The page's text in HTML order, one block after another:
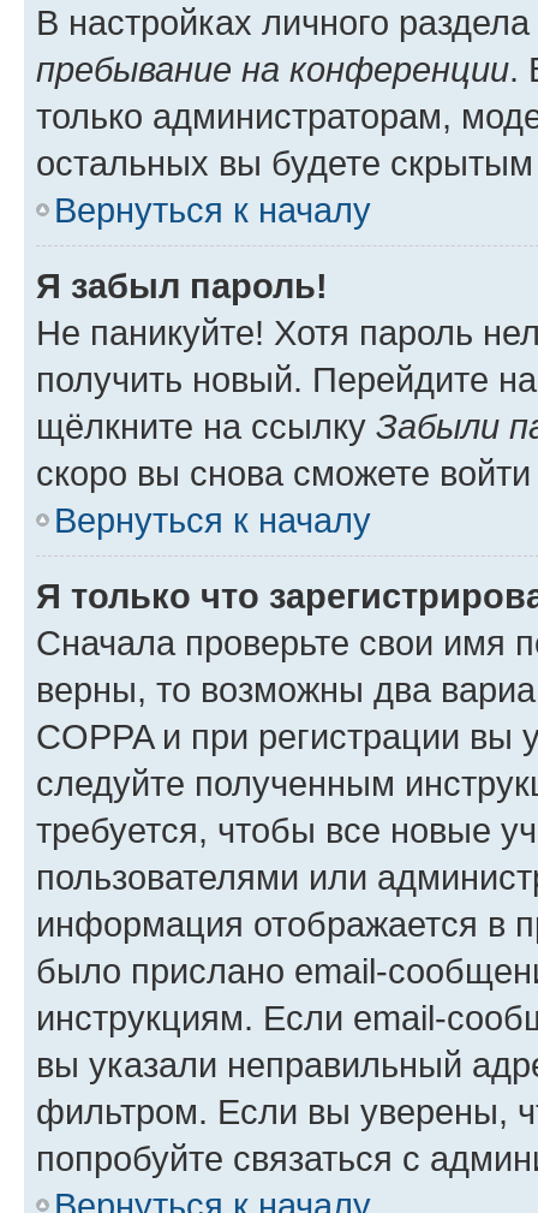
В настройках личного
пребывание на конференции.
только администраторам,
остальных вы будете
Вернуться к началу
Я забыл пароль!
Не паникуйте! Хотя пароль
получить новый. Перейдите
щёлкните на ссылку Забыли
скоро вы снова сможете
Вернуться к началу
Я только что
Сначала проверьте свои имя
верны, то возможны два
COPPA и при регистрации вы
следуйте полученным
требуется, чтобы все новые
пользователями или
информация отображается в
было прислано email-
инструкциям. Если email-
вы указали неправильный
фильтром. Если вы уверены,
попробуйте связаться с
Вернуться к началу